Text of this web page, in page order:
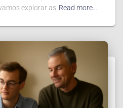
explorar as Read more…